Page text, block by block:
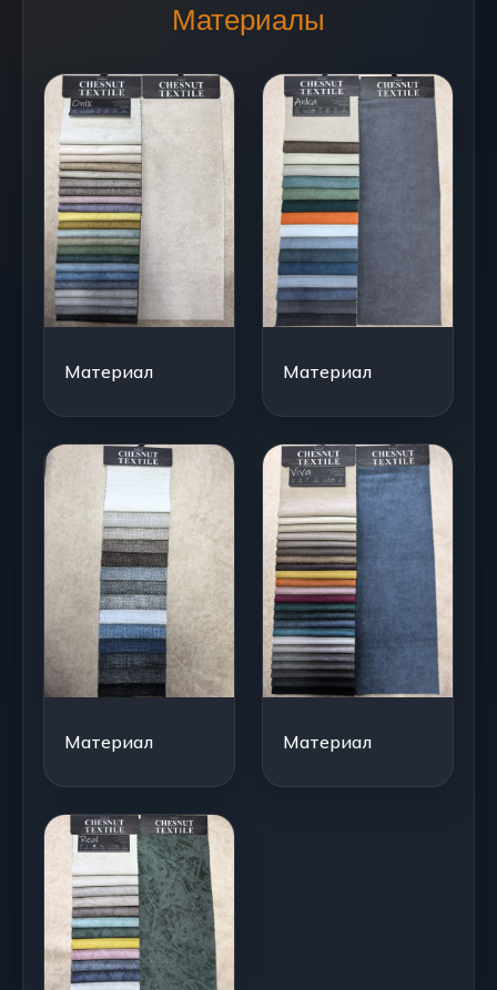
Материалы
Материал Материал
Материал Материал